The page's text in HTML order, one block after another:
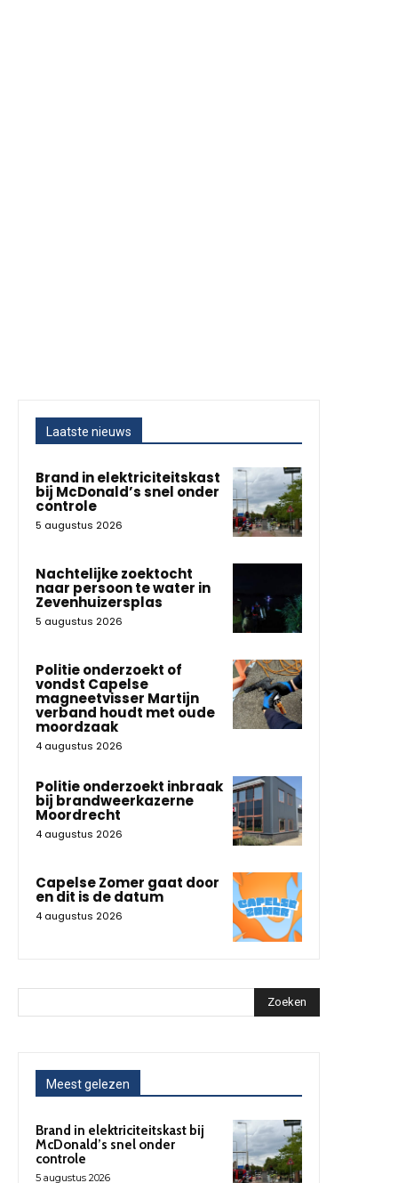
Laatste nieuws
Brand in elektriciteitskast
bij McDonald’s snel onder
controle
5 augustus 2026
Nachtelijke zoektocht
naar persoon te water in
Zevenhuizersplas
5 augustus 2026
Politie onderzoekt of
vondst Capelse
magneetvisser Martijn
verband houdt met oude
moordzaak
4 augustus 2026
Politie onderzoekt inbraak
bij brandweerkazerne
Moordrecht
4 augustus 2026
Capelse Zomer gaat door
en dit is de datum
4 augustus 2026
Zoeken
Meest gelezen
Brand in elektriciteitskast bij
McDonald’s snel onder
controle
5 augustus 2026